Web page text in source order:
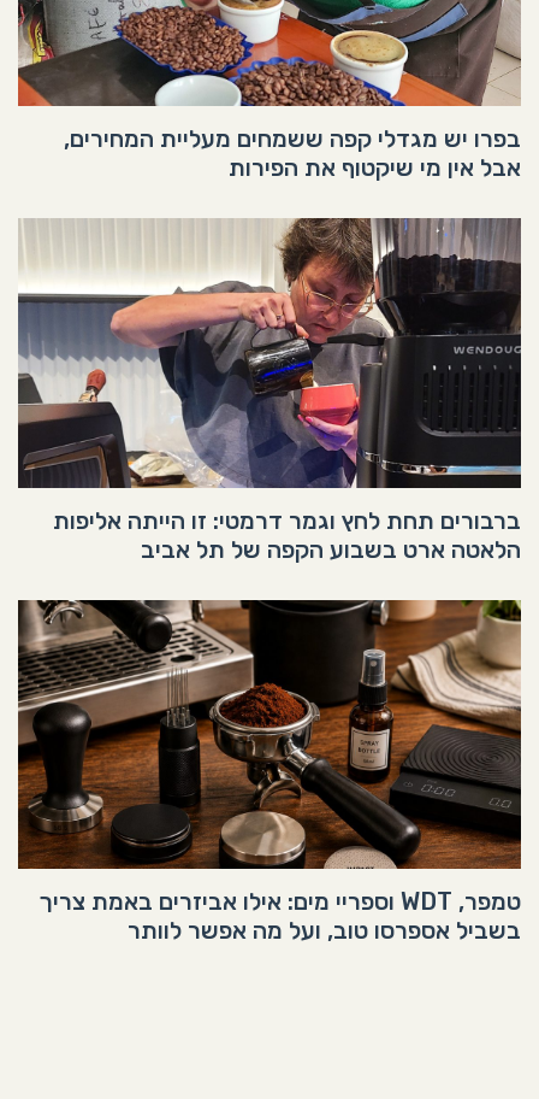
בפרו יש מגדלי קפה ששמחים מעליית המחירים,
אבל אין מי שיקטוף את הפירות
ברבורים תחת לחץ וגמר דרמטי: זו הייתה אליפות
הלאטה ארט בשבוע הקפה של תל אביב
טמפר, WDT וספריי מים: אילו אביזרים באמת צריך
בשביל אספרסו טוב, ועל מה אפשר לוותר